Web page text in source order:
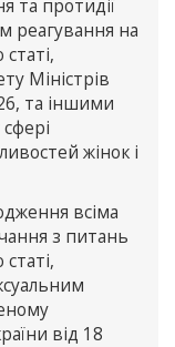
та протидії
реагування на
Міністрів
та іншими
жінок і
всіма
з питань
від 18